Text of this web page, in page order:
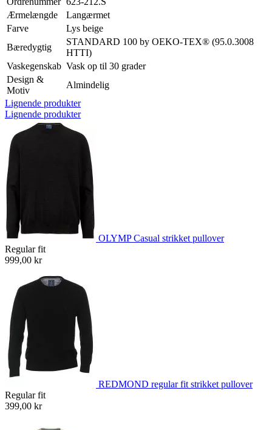
Ærmelængde
Langærmet
Farve
Lys beige
Bæredygtig
STANDARD 100 by OEKO-TEX® (95.0.3008
HTTI)
Vaskegenskab Vask op til 30 grader
Design &
Motiv
Almindelig
Lignende produkter
Lignende produkter
OLYMP Casual strikket pullover
Regular fit
999,00 kr
REDMOND regular fit strikket pullover
Regular fit
399,00 kr